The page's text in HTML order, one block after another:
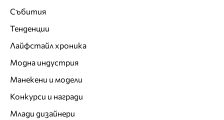
Събития
Тенденции
Лайфстайл хроника
Модна индустрия
Манекени и модели
Конкурси и награди
Млади дизайнери